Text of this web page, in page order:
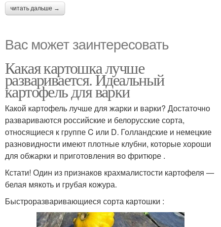
читать дальше →
Вас может заинтересовать
Какая картошка лучше
разваривается. Идеальный
картофель для варки
Какой картофель лучше для жарки и варки? Достаточно
развариваются российские и белорусские сорта,
относящиеся к группе C или D. Голландские и немецкие
разновидности имеют плотные клубни, которые хороши
для обжарки и приготовления во фритюре .
Кстати! Один из признаков крахмалистости картофеля —
белая мякоть и грубая кожура.
Быстроразваривающиеся сорта картошки :